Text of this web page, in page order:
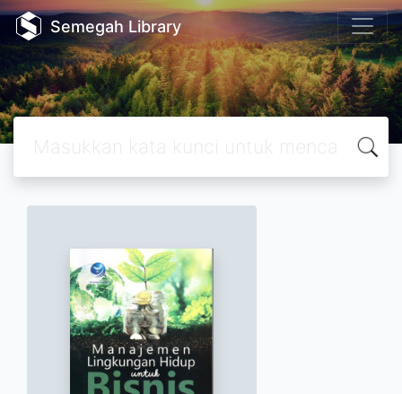
Semegah Library